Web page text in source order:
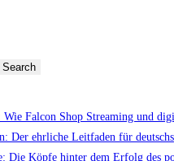
Search
Falcon Shop Streaming und
Der ehrliche Leitfaden für
Die Köpfe hinter dem Erfolg des